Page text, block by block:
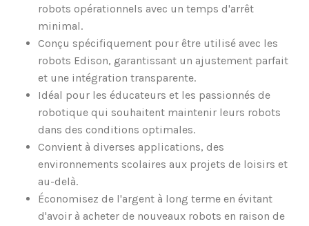
robots opérationnels avec un temps d'arrêt
minimal.
Conçu spécifiquement pour être utilisé avec les
robots Edison, garantissant un ajustement parfait
et une intégration transparente.
Idéal pour les éducateurs et les passionnés de
robotique qui souhaitent maintenir leurs robots
dans des conditions optimales.
Convient à diverses applications, des
environnements scolaires aux projets de loisirs et
au-delà.
Économisez de l'argent à long terme en évitant
d'avoir à acheter de nouveaux robots en raison de